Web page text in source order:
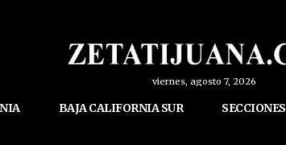
viernes, agosto 7, 2026
BAJA CALIFORNIA SUR SECCIONES